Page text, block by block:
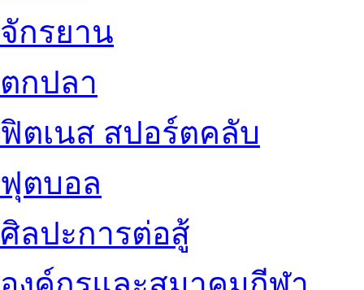
จักรยาน
ตกปลา
ฟิตเนส สปอร์ตคลับ
ฟุตบอล
ศิลปะการต่อสู้